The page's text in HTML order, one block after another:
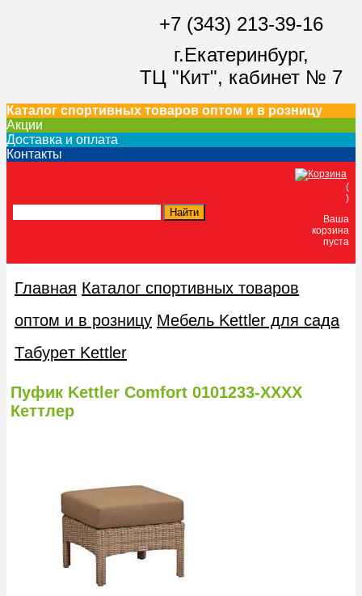
+7 (343) 213-39-16
г.Екатеринбург,
ТЦ "Кит", кабинет № 7
Каталог спортивных товаров оптом и в розницу
Акции
Доставка и оплата
Контакты
(
)
Ваша
корзина
пуста
Главная Каталог спортивных товаров
оптом и в розницу Мебель Kettler для сада
Тaбурeт Kettler
Пуфик Kettler Comfort 0101233-ХХХХ
Кеттлер